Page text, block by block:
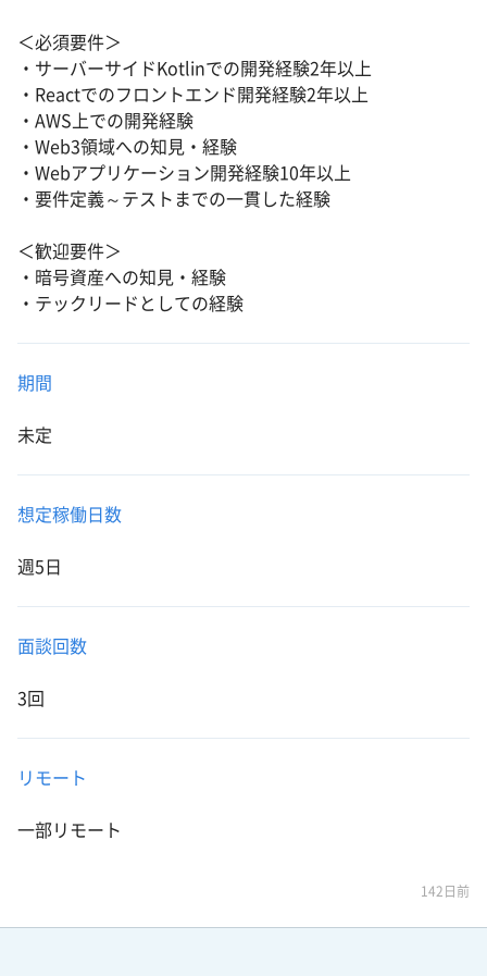
＜必須要件＞
・サーバーサイドKotlinでの開発経験2年以上
・Reactでのフロントエンド開発経験2年以上
・AWS上での開発経験
・Web3領域への知見・経験
・Webアプリケーション開発経験10年以上
・要件定義～テストまでの一貫した経験
＜歓迎要件＞
・暗号資産への知見・経験
・テックリードとしての経験
期間
未定
想定稼働日数
週5日
面談回数
3回
リモート
一部リモート
142日前